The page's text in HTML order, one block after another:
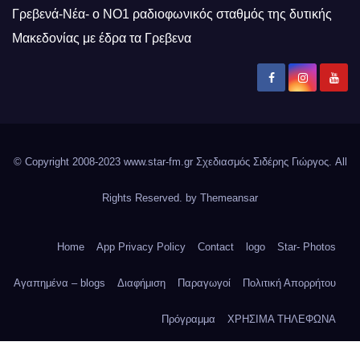
Γρεβενά-Νέα- ο ΝΟ1 ραδιοφωνικός σταθμός της δυτικής
Μακεδονίας με έδρα τα Γρεβενα
© Copyright 2008-2023 www.star-fm.gr Σχεδιασμός Σιδέρης Γιώργος. All
Rights Reserved. by Themeansar
Home App Privacy Policy Contact logo Star- Photos
Αγαπημένα – blogs Διαφήμιση Παραγωγοί Πολιτική Απορρήτου
Πρόγραμμα ΧΡΗΣΙΜΑ ΤΗΛΕΦΩΝΑ